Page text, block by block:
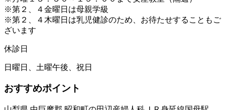
※第２、４金曜日は母親学級
※第２、４木曜日は乳児健診のため、お待たせすることもご
ざいます
休診日
日曜日、土曜午後、祝日
おすすめポイント